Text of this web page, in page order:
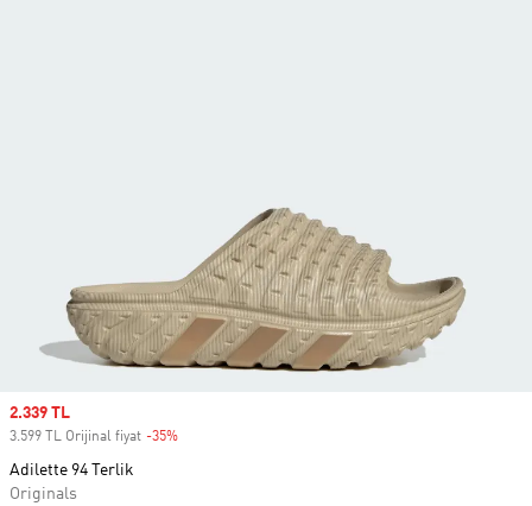
Sale price
2.339 TL
3.599 TL Orijinal fiyat -35%
Adilette 94 Terlik
Originals